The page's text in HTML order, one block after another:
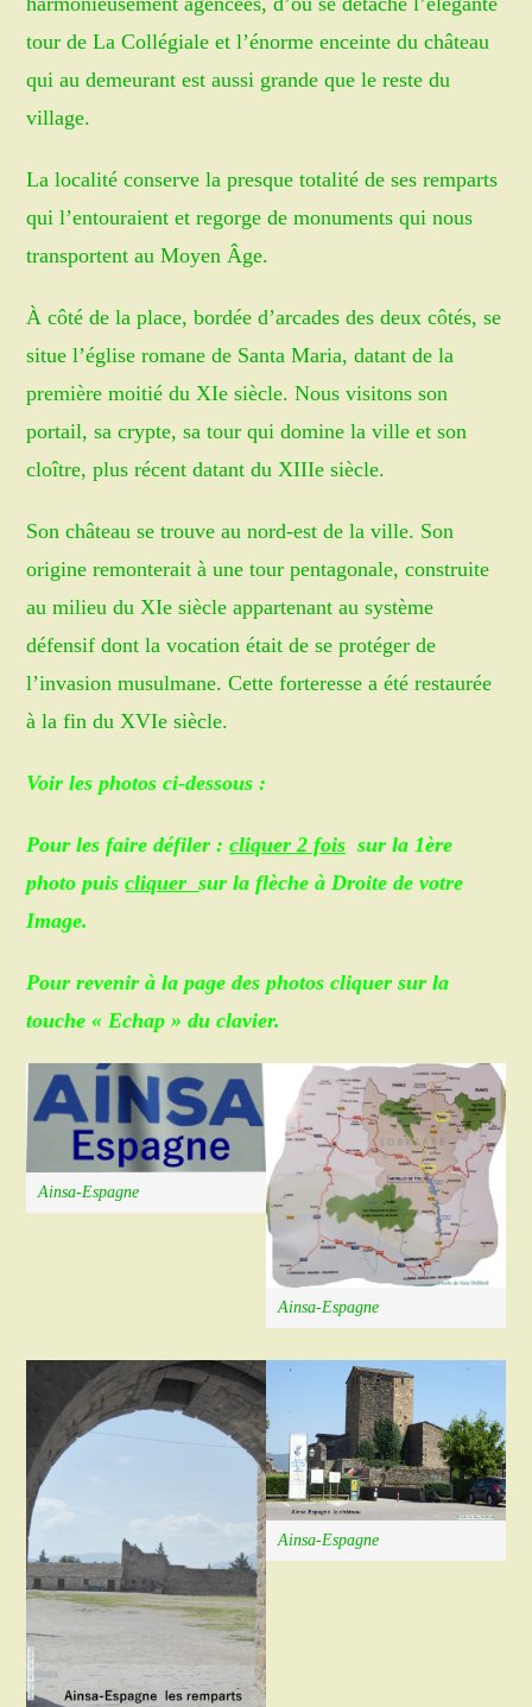
tour de La Collégiale et l’énorme enceinte du château
qui au demeurant est aussi grande que le reste du
village.
La localité conserve la presque totalité de ses remparts
qui l’entouraient et regorge de monuments qui nous
transportent au Moyen Âge.
À côté de la place, bordée d’arcades des deux côtés, se
situe l’église romane de Santa Maria, datant de la
première moitié du XIe siècle. Nous visitons son
portail, sa crypte, sa tour qui domine la ville et son
cloître, plus récent datant du XIIIe siècle.
Son château se trouve au nord-est de la ville. Son
origine remonterait à une tour pentagonale, construite
au milieu du XIe siècle appartenant au système
défensif dont la vocation était de se protéger de
l’invasion musulmane. Cette forteresse a été restaurée
à la fin du XVIe siècle.
Voir les photos ci-dessous :
Pour les faire défiler :cliquer 2 fois sur la 1ère
photo puiscliquersur la flèche à Droite de votre
Image.
Pour revenir à la page des photos cliquer sur la
touche « Echap » du clavier.
Ainsa-Espagne
Ainsa-Espagne
Ainsa-Espagne